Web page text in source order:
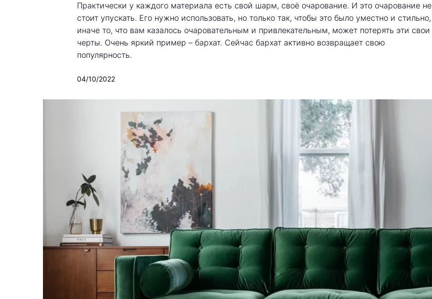
Практически у каждого материала есть свой шарм, своё очарование. И это очарование не
стоит упускать. Его нужно использовать, но только так, чтобы это было уместно и стильно,
иначе то, что вам казалось очаровательным и привлекательным, может потерять эти свои
черты. Очень яркий пример – бархат. Сейчас бархат активно возвращает свою
популярность.
04/10/2022